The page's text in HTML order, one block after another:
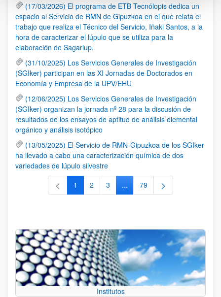
(17/03/2026) El programa de ETB Tecnólopis dedica un
espacio al Servicio de RMN de Gipuzkoa en el que relata el
trabajo que realiza el Técnico del Servicio, Iñaki Santos, a la
hora de caracterizar el lúpulo que se utiliza para la
elaboración de Sagarlup.
(31/10/2025) Los Servicios Generales de Investigación
(SGIker) participan en las XI Jornadas de Doctorados en
Economía y Empresa de la UPV/EHU
(12/06/2025) Los Servicios Generales de Investigación
(SGIker) organizan la jornada nº 28 para la discusión de
resultados de los ensayos de aptitud de análisis elemental
orgánico y análisis isotópico
(13/05/2025) El Servicio de RMN-Gipuzkoa de los SGIker
ha llevado a cabo una caracterización química de dos
variedades de lúpulo silvestre
Página
1 Página
2 Página
3 ...Páginas intermedias Use TAB
Página
79
Institutos